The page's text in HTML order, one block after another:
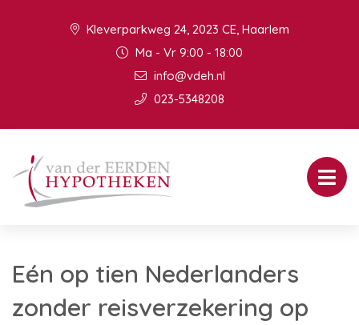
Kleverparkweg 24, 2023 CE, Haarlem
Ma - Vr 9:00 - 18:00
info@vdeh.nl
023-5348208
Eén op tien Nederlanders
zonder reisverzekering op